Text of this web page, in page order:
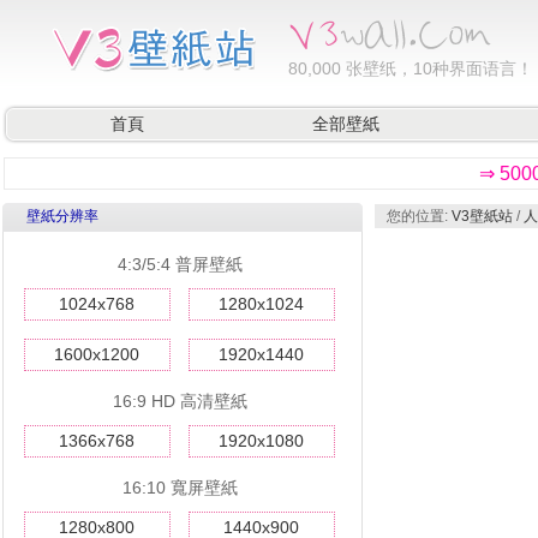
80,000 张壁纸，10种界面语言！
首頁 全部壁紙
⇒
壁紙分辨率
4:3/5:4 普屏壁紙
1024x768 1280x1024
1600x1200 1920x1440
16:9 HD 高清壁紙
1366x768 1920x1080
16:10 寬屏壁紙
1280x800 1440x900
您的位置: V3壁紙站 /